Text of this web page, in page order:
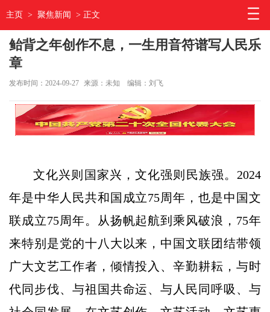
主页 > 聚焦新闻 > 正文
鲐背之年创作不息，一生用音符谱写人民乐
章
发布时间：2024-09-27 来源：未知 编辑：刘飞
文化兴则国家兴，文化强则民族强。2024
年是中华人民共和国成立75周年，也是中国文
联成立75周年。从扬帆起航到乘风破浪，75年
来特别是党的十八大以来，中国文联团结带领
广大文艺工作者，倾情投入、辛勤耕耘，与时
代同步伐、与祖国共命运、与人民同呼吸、与